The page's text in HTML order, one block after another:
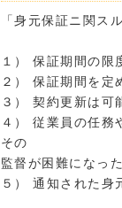
「身元保証ニ関ス
１） 保証期間の限
２） 保証期間を定
３） 契約更新は可
４） 従業員の任務
その
監督が困難になっ
５） 通知された身